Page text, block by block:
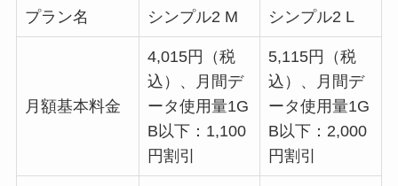
プラン名 シンプル2 M シンプル2 L
月額基本料金
4,015円（税
込）、月間デ
ータ使用量1G
B以下：1,100
円割引
5,115円（税
込）、月間デ
ータ使用量1G
B以下：2,000
円割引